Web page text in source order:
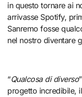
in questo tornare ai
arrivasse Spotify,
Sanremo fosse
nel nostro diventare
“Qualcosa di diverso
progetto incredibile,